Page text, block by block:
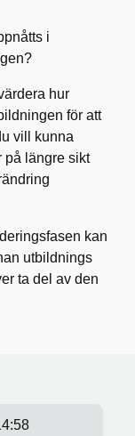
i
hur
för att
vill kunna
på längre sikt
kan
utbildnings
ta del av den